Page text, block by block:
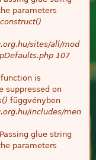
parameters
sites/all/mod
107
is
suppressed on
függvényben
includes/men
glue string
parameters